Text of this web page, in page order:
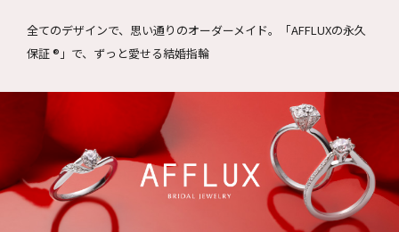
全てのデザインで、思い通りのオーダーメイド。
「AFFLUXの永久
保証 ®」で、ずっと愛せる結婚指輪